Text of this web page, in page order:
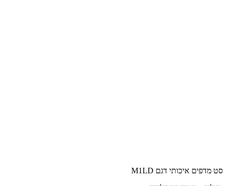
סט מדפים איכותי דגם M1LD